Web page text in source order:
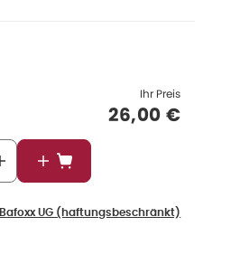
Ihr Preis
26,00 €
In den Warenkorb
Bafoxx UG (haftungsbeschränkt)